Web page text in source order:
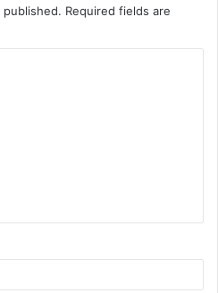
Required fields are